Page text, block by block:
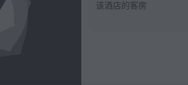
该酒店的客房